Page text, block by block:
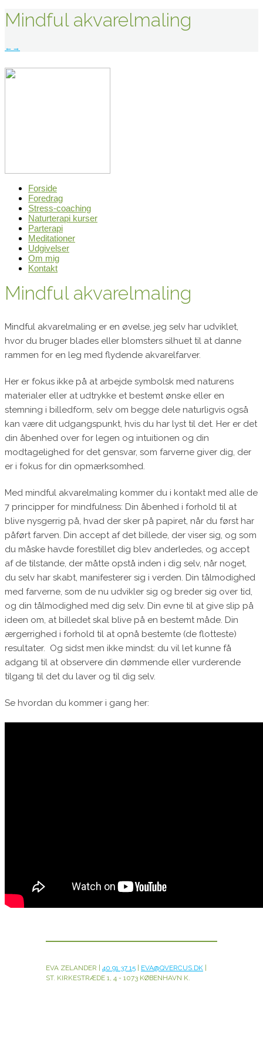
Mindful akvarelmaling
Indlægsnavigation
← →
Forside
Foredrag
Stress-coaching
Naturterapi kurser
Parterapi
Meditationer
Udgivelser
Om mig
Kontakt
Mindful akvarelmaling
Mindful akvarelmaling er en øvelse, jeg selv har udviklet,
hvor du bruger blades eller blomsters silhuet til at danne
rammen for en leg med flydende akvarelfarver.
Her er fokus ikke på at arbejde symbolsk med naturens
materialer eller at udtrykke et bestemt ønske eller en
stemning i billedform, selv om begge dele naturligvis også
kan være dit udgangspunkt, hvis du har lyst til det. Her er det
din åbenhed over for legen og intuitionen og din
modtagelighed for det gensvar, som farverne giver dig, der
er i fokus for din opmærksomhed.
Med mindful akvarelmaling kommer du i kontakt med alle de
7 principper for mindfulness: Din åbenhed i forhold til at
blive nysgerrig på, hvad der sker på papiret, når du først har
påført farven. Din accept af det billede, der viser sig, og som
du måske havde forestillet dig blev anderledes, og accept
af de tilstande, der måtte opstå inden i dig selv, når noget,
du selv har skabt, manifesterer sig i verden. Din tålmodighed
med farverne, som de nu udvikler sig og breder sig over tid,
og din tålmodighed med dig selv. Din evne til at give slip på
ideen om, at billedet skal blive på en bestemt måde. Din
ærgerrighed i forhold til at opnå bestemte (de flotteste)
resultater. Og sidst men ikke mindst: du vil let kunne få
adgang til at observere din dømmende eller vurderende
tilgang til det du laver og til dig selv.
Se hvordan du kommer i gang her:
EVA ZELANDER | 40 91 37 15 | EVA@QVERCUS.DK |
ST. KIRKESTRÆDE 1, 4 - 1073 KØBENHAVN K.